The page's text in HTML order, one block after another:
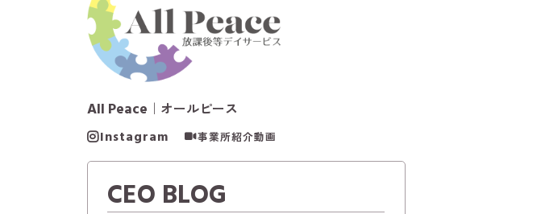
All Peace ｜オールピース
Instagram 事業所紹介動画
CEO BLOG